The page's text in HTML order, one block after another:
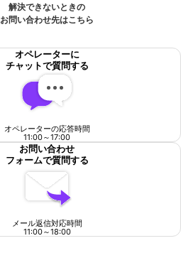
解決できないときの
お問い合わせ先はこちら
オペレーターに
チャットで質問する
オペレーターの応答時間
11:00～17:00
お問い合わせ
フォームで質問する
メール返信対応時間
11:00～18:00